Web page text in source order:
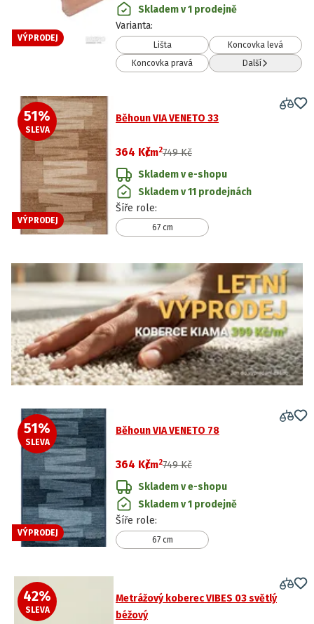
VÝPRODEJ
Skladem v 1 prodejně
Varianta:
Lišta
Koncovka levá
Koncovka pravá
Další
51%
SLEVA
VÝPRODEJ
Běhoun VIA VENETO 33
364 Kč
/m2749 Kč
Skladem v e-shopu
Skladem v 11 prodejnách
Šíře role:
67 cm
51%
SLEVA
VÝPRODEJ
Běhoun VIA VENETO 78
364 Kč
/m2749 Kč
Skladem v e-shopu
Skladem v 1 prodejně
Šíře role:
67 cm
42%
SLEVA
Metrážový koberec VIBES 03 světlý
béžový